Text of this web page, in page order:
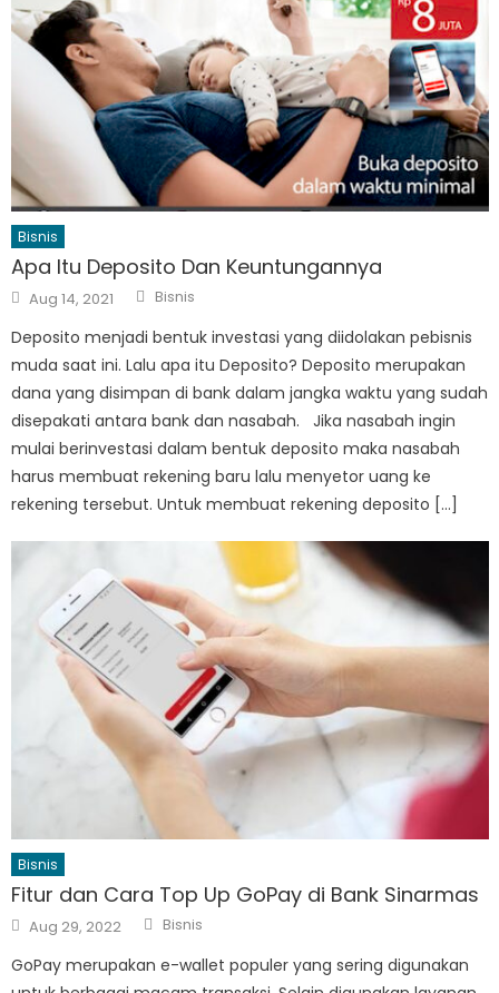
Bisnis
Apa Itu Deposito Dan Keuntungannya
Posted
on
Aug 14, 2021 Author
Bisnis
Deposito menjadi bentuk investasi yang diidolakan pebisnis
muda saat ini. Lalu apa itu Deposito? Deposito merupakan
dana yang disimpan di bank dalam jangka waktu yang sudah
disepakati antara bank dan nasabah. Jika nasabah ingin
mulai berinvestasi dalam bentuk deposito maka nasabah
harus membuat rekening baru lalu menyetor uang ke
rekening tersebut. Untuk membuat rekening deposito […]
Bisnis
Fitur dan Cara Top Up GoPay di Bank Sinarmas
Posted
on
Aug 29, 2022 Author
Bisnis
GoPay merupakan e-wallet populer yang sering digunakan